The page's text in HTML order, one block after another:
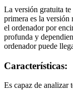
La versión gratuita
primera es la versión
el ordenador por
profunda y
ordenador puede
Características:
Es capaz de analizar